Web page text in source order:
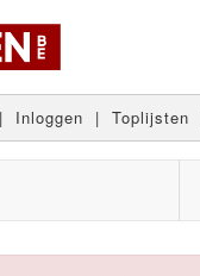
| Inloggen | Toplijsten